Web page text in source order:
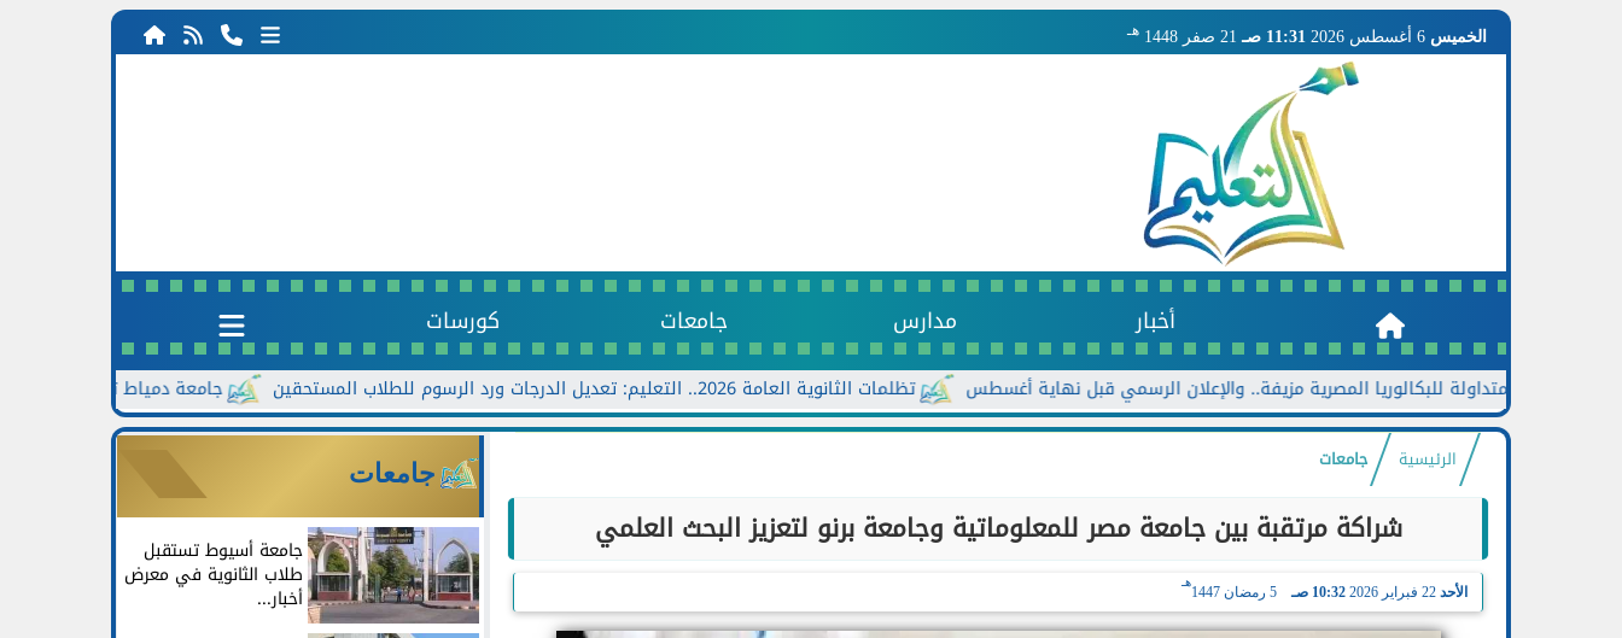
الخميس 11:31 صـ 21 صفر 1448 هـ
أخبار مدارس جامعات كورسات
جامعة دمياط تعزز الحوار مع الطلاب.. تظلمات الثانوية العامة 2026.. التعليم: تعديل الدرجات ورد الرسوم للطلاب المستحقين المتداولة للبكالوريا المصرية مزيفة.. والإعلان الرسمي قبل نهاية أغسطس
الرئيسية جامعات
شراكة مرتقبة بين جامعة مصر للمعلوماتية وجامعة برنو لتعزيز البحث العلمي
الأحد 22 فبراير 2026 10:32 صـ 5 رمضان 1447
هـ
جامعات
جامعة أسيوط تستقبل
طلاب الثانوية في معرض
أخبار...